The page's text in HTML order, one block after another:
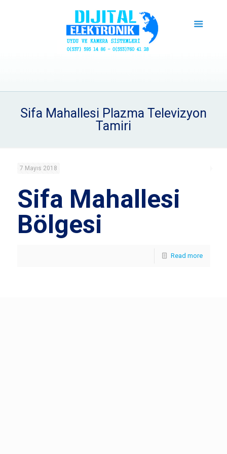
Sifa Mahallesi Plazma Televizyon
Tamiri
7 Mayıs 2018
Sifa Mahallesi
Bölgesi
Read more